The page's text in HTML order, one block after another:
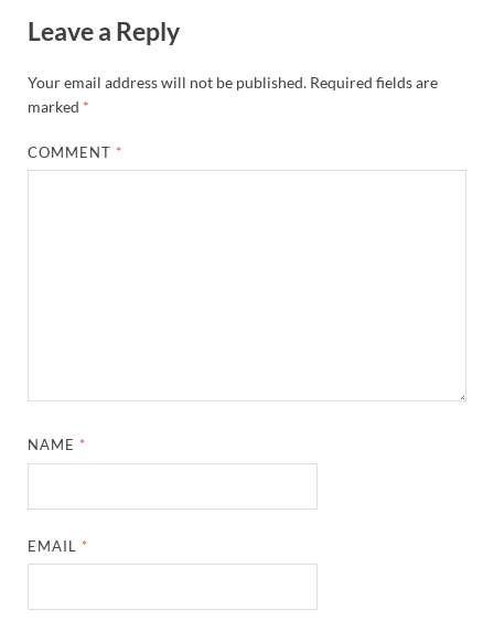
Leave a Reply
Your email address will not be published. Required fields are
marked *
COMMENT *
NAME *
EMAIL *